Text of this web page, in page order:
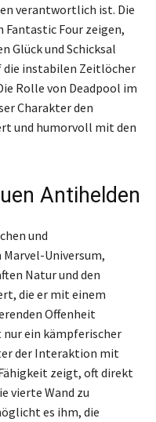
verantwortlich ist. Die
Four zeigen,
Glück und Schicksal
die instabilen Zeitlöcher
Rolle von Deadpool im
Charakter den
und humorvoll mit den
Antihelden
und
Universum,
Natur und den
die er mit einem
Offenheit
ein kämpferischer
der Interaktion mit
zeigt, oft direkt
vierte Wand zu
es ihm, die